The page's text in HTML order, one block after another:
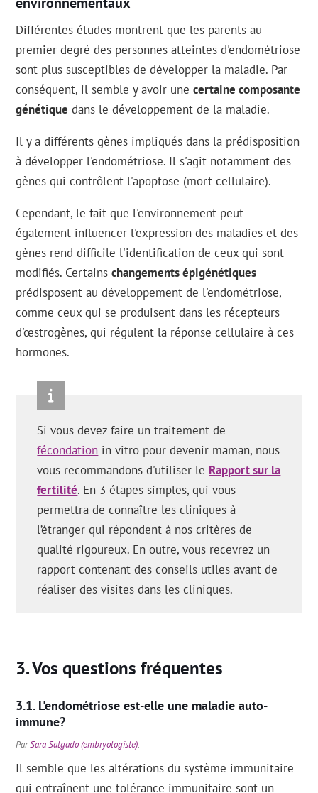
Différentes études montrent que les parents au
premier degré des personnes atteintes d'endométriose
sont plus susceptibles de développer la maladie. Par
conséquent, il semble y avoir unecertaine composante
génétique dans le développement de la maladie.
Il y a différents gènes impliqués dans la prédisposition
à développer l'endométriose. Il s'agit notamment des
gènes qui contrôlent l'apoptose (mort cellulaire).
Cependant, le fait que l'environnement peut
également influencer l'expression des maladies et des
gènes rend difficile l'identification de ceux qui sont
modifiés. Certainschangements épigénétiques
prédisposent au développement de l'endométriose,
comme ceux qui se produisent dans les récepteurs
d'œstrogènes, qui régulent la réponse cellulaire à ces
hormones.
Si vous devez faire un traitement de
fécondation in vitro pour devenir maman, nous
vous recommandons d'utiliser le Rapport sur la
fertilité. En 3 étapes simples, qui vous
permettra de connaître les cliniques à
l’étranger qui répondent à nos critères de
qualité rigoureux. En outre, vous recevrez un
rapport contenant des conseils utiles avant de
réaliser des visites dans les cliniques.
Vos questions fréquentes
L'endométriose est-elle une maladie auto-
immune?
ParSara Salgado (embryologiste).
Il semble que les altérations du système immunitaire
qui entraînent une tolérance immunitaire sont un